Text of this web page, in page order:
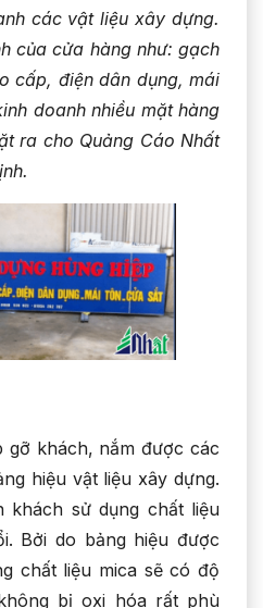
các vật liệu xây dựng.
của cửa hàng như: gạch
cấp, điện dân dụng, mái
doanh nhiều mặt hàng
ra cho Quảng Cáo Nhất
gỡ khách, nắm được các
hiệu vật liệu xây dựng.
sử dụng chất liệu
Bởi do bảng hiệu được
chất liệu mica sẽ có độ
bị oxi hóa rất phù